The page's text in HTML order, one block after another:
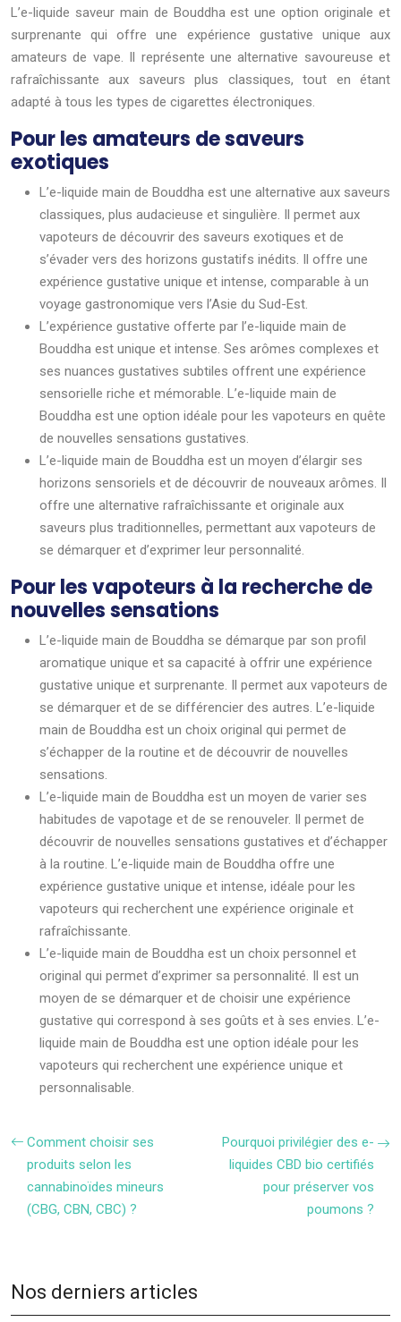
L’e-liquide saveur main de Bouddha est une option originale et
surprenante qui offre une expérience gustative unique aux
amateurs de vape. Il représente une alternative savoureuse et
rafraîchissante aux saveurs plus classiques, tout en étant
adapté à tous les types de cigarettes électroniques.
Pour les amateurs de saveurs
exotiques
L’e-liquide main de Bouddha est une alternative aux saveurs
classiques, plus audacieuse et singulière. Il permet aux
vapoteurs de découvrir des saveurs exotiques et de
s’évader vers des horizons gustatifs inédits. Il offre une
expérience gustative unique et intense, comparable à un
voyage gastronomique vers l’Asie du Sud-Est.
L’expérience gustative offerte par l’e-liquide main de
Bouddha est unique et intense. Ses arômes complexes et
ses nuances gustatives subtiles offrent une expérience
sensorielle riche et mémorable. L’e-liquide main de
Bouddha est une option idéale pour les vapoteurs en quête
de nouvelles sensations gustatives.
L’e-liquide main de Bouddha est un moyen d’élargir ses
horizons sensoriels et de découvrir de nouveaux arômes. Il
offre une alternative rafraîchissante et originale aux
saveurs plus traditionnelles, permettant aux vapoteurs de
se démarquer et d’exprimer leur personnalité.
Pour les vapoteurs à la recherche de
nouvelles sensations
L’e-liquide main de Bouddha se démarque par son profil
aromatique unique et sa capacité à offrir une expérience
gustative unique et surprenante. Il permet aux vapoteurs de
se démarquer et de se différencier des autres. L’e-liquide
main de Bouddha est un choix original qui permet de
s’échapper de la routine et de découvrir de nouvelles
sensations.
L’e-liquide main de Bouddha est un moyen de varier ses
habitudes de vapotage et de se renouveler. Il permet de
découvrir de nouvelles sensations gustatives et d’échapper
à la routine. L’e-liquide main de Bouddha offre une
expérience gustative unique et intense, idéale pour les
vapoteurs qui recherchent une expérience originale et
rafraîchissante.
L’e-liquide main de Bouddha est un choix personnel et
original qui permet d’exprimer sa personnalité. Il est un
moyen de se démarquer et de choisir une expérience
gustative qui correspond à ses goûts et à ses envies. L’e-
liquide main de Bouddha est une option idéale pour les
vapoteurs qui recherchent une expérience unique et
personnalisable.
Comment choisir ses
produits selon les
cannabinoïdes mineurs
(CBG, CBN, CBC) ?
Pourquoi privilégier des e-
liquides CBD bio certifiés
pour préserver vos
poumons ?
Nos derniers articles